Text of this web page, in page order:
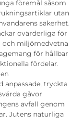
föremål såsom
utan
säkerhet.
ovärderliga för
och miljömedvetna
för hållbar
fördelar.
anpassade, tryckta
gåvor
avfall genom
Jutens naturliga